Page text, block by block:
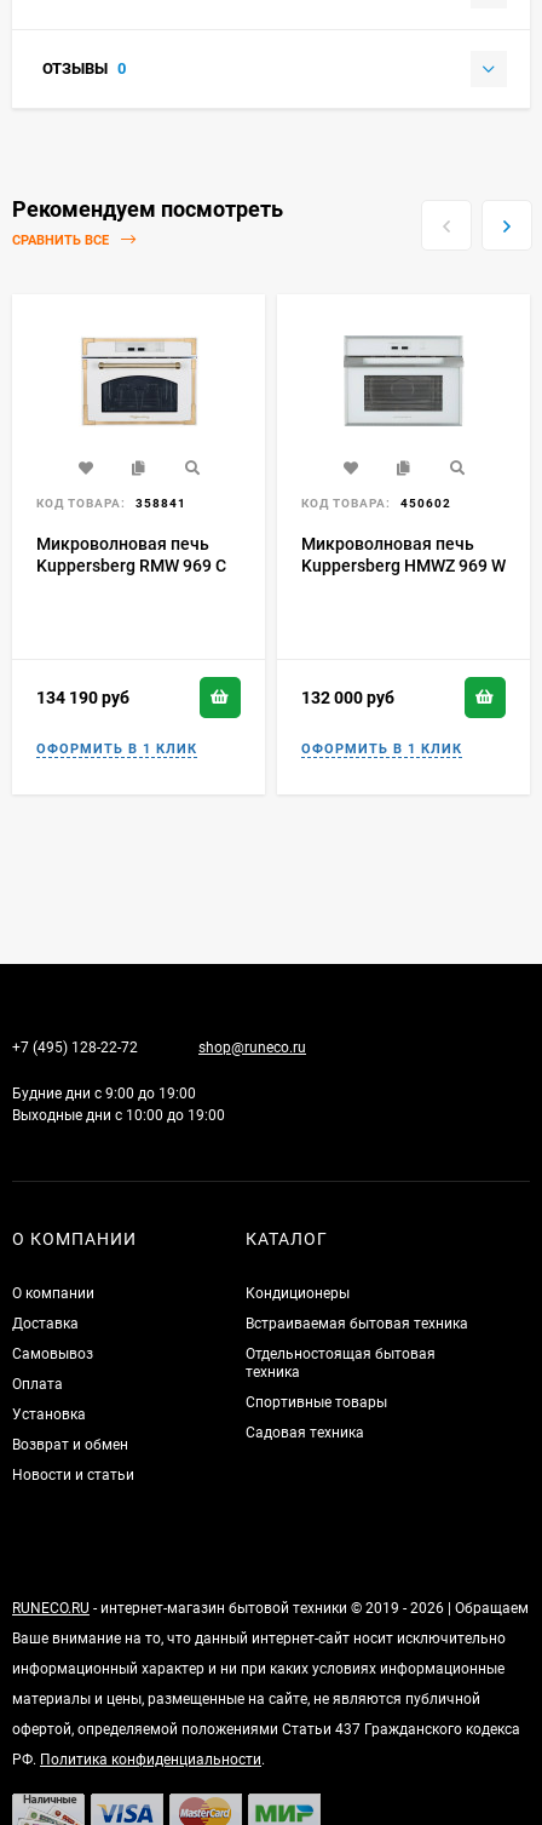
ОТЗЫВЫ 0
Рекомендуем посмотреть
СРАВНИТЬ ВСЕ
КОД ТОВАРА: 358841
Микроволновая печь
Kuppersberg RMW 969 C
134 190руб
КОД ТОВАРА: 450602
Микроволновая печь
Kuppersberg HMWZ 969 W
132 000руб
+7 (495) 128-22-72 shop@runeco.ru
Будние дни с 9:00 до 19:00
Выходные дни с 10:00 до 19:00
О КОМПАНИИ
О компании
Доставка
Самовывоз
Оплата
Установка
Возврат и обмен
Новости и статьи
КАТАЛОГ
Кондиционеры
Встраиваемая бытовая техника
Отдельностоящая бытовая
техника
Спортивные товары
Садовая техника
RUNECO.RU - интернет-магазин бытовой техники © 2019 - 2026 | Обращаем
Ваше внимание на то, что данный интернет-сайт носит исключительно
информационный характер и ни при каких условиях информационные
материалы и цены, размещенные на сайте, не являются публичной
офертой, определяемой положениями Статьи 437 Гражданского кодекса
РФ. Политика конфиденциальности.